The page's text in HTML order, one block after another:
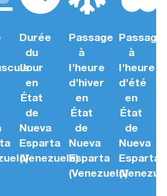
Durée
du
Jour
en
État
de
Nueva
Esparta
(Venezuela)
Passage
à
l'heure
d'hiver
en
État
de
Nueva
Esparta
(Venezuela)
Passage
à
l'heure
d'été
en
État
de
Nueva
Esparta